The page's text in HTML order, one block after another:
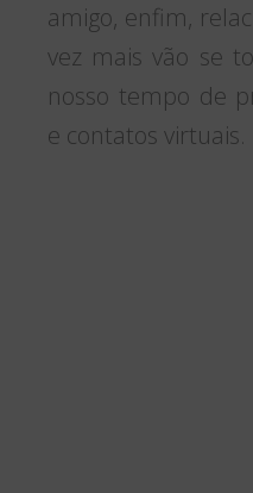
amigo, enfim,
vez mais vão se
nosso tempo de
e contatos virtuais.